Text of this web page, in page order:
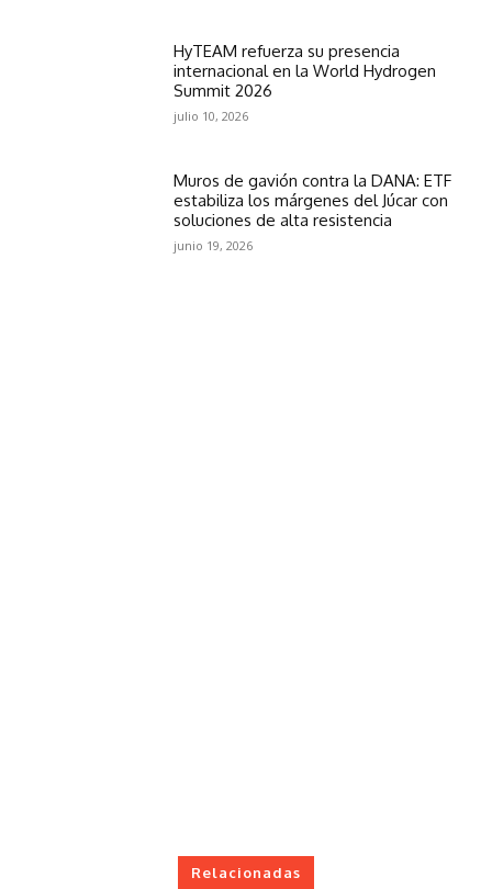
HyTEAM refuerza su presencia
internacional en la World Hydrogen
Summit 2026
julio 10, 2026
Muros de gavión contra la DANA: ETF
estabiliza los márgenes del Júcar con
soluciones de alta resistencia
junio 19, 2026
Relacionadas